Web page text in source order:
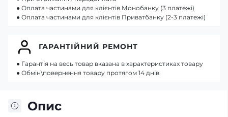
Опис
● Оплата частинами для клієнтів Монобанку (3 платежі)
● Оплата частинами для клієнтів Приватбанку (2-3 платежі)
ГАРАНТІЙНИЙ РЕМОНТ
● Гарантія на весь товар вказана в характеристиках товару
● Обмін\повернення товару протягом 14 днів